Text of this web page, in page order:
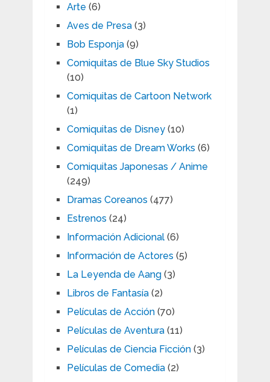
Arte (6)
Aves de Presa(3)
Bob Esponja(9)
Comiquitas de Blue Sky Studios
(10)
Comiquitas de Cartoon Network
(1)
Comiquitas de Disney(10)
Comiquitas de Dream Works (6)
Comiquitas Japonesas / Anime
(249)
Dramas Coreanos (477)
Estrenos (24)
Información Adicional(6)
Información de Actores (5)
La Leyenda de Aang(3)
Libros de Fantasía(2)
Películas de Acción(70)
Películas de Aventura(11)
Películas de Ciencia Ficción(3)
Películas de Comedia(2)